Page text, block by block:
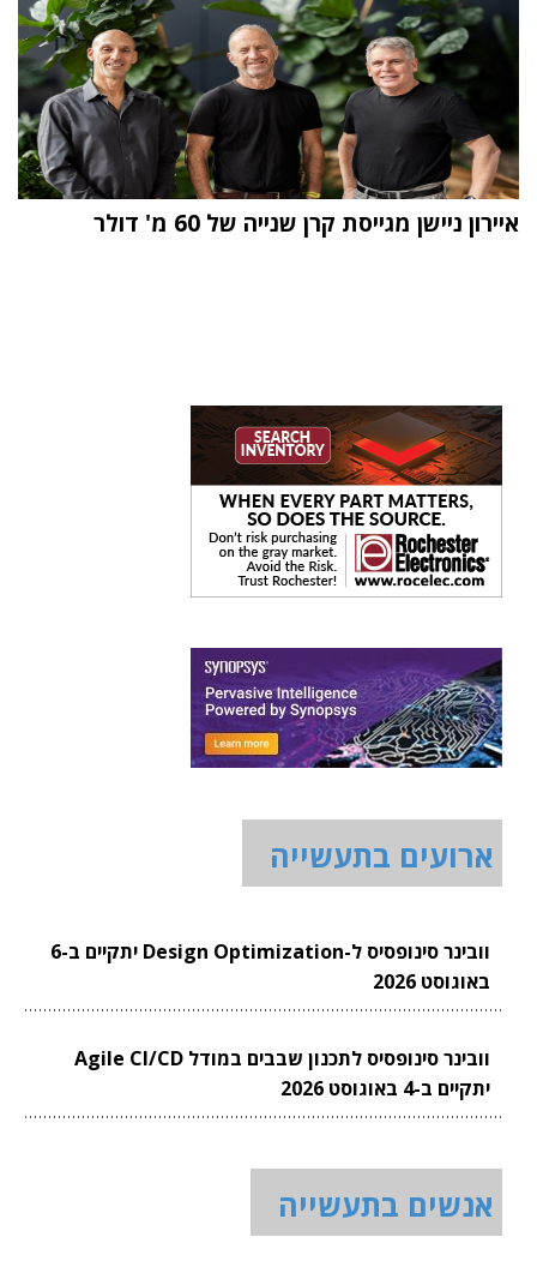
איירון ניישן מגייסת קרן שנייה של 60 מ' דולר
ארועים בתעשייה
וובינר סינופסיס ל-Design Optimization יתקיים ב-6
באוגוסט 2026
וובינר סינופסיס לתכנון שבבים במודל Agile CI/CD
יתקיים ב-4 באוגוסט 2026
אנשים בתעשייה